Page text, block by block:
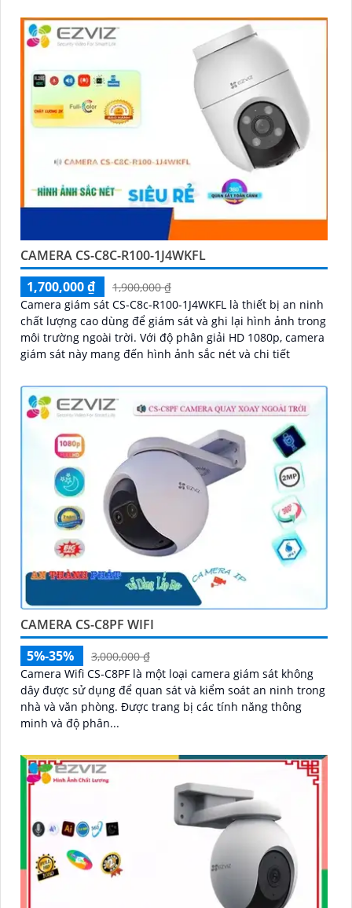
CAMERA CS-C8C-R100-1J4WKFL
1,700,000 ₫
1,900,000 ₫
Camera giám sát CS-C8c-R100-1J4WKFL là thiết bị an ninh
chất lượng cao dùng để giám sát và ghi lại hình ảnh trong
môi trường ngoài trời. Với độ phân giải HD 1080p, camera
giám sát này mang đến hình ảnh sắc nét và chi tiết
CAMERA CS-C8PF WIFI
5%-35%
3,000,000 ₫
Camera Wifi CS-C8PF là một loại camera giám sát không
dây được sử dụng để quan sát và kiểm soát an ninh trong
nhà và văn phòng. Được trang bị các tính năng thông
minh và độ phân...